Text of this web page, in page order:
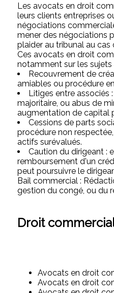
Les avocats en droit
leurs clients entreprises
négociations
mener des négociations
plaider au tribunal au cas
Ces avocats en droit
notamment sur les sujets
Recouvrement de
amiables ou procédure
Litiges entre associés
majoritaire, ou abus de
augmentation de capital
Cessions de parts
procédure non
actifs surévalués.
Caution du dirigeant :
remboursement d'un
peut poursuivre le
Bail commercial :
gestion du congé, ou du
Droit
Avocats en droit
Avocats en droit